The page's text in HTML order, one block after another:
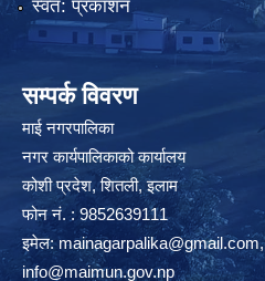
स्वत: प्रकाशन
सम्पर्क विवरण
माई नगरपालिका
नगर कार्यपालिकाको कार्यालय
कोशी प्रदेश, शितली, इलाम
फोन नं. : 9852639111
इमेल:mainagarpalika@gmail.com,
info@maimun.gov.np